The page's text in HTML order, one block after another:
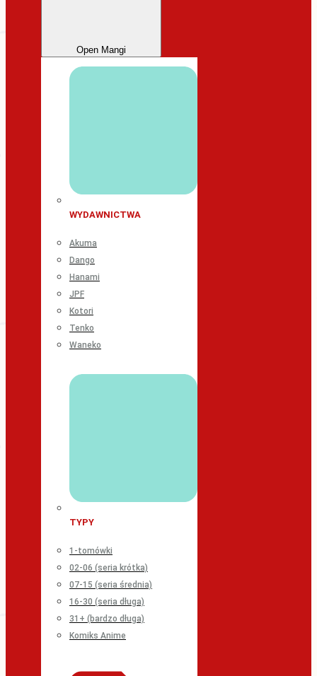
Open Mangi
WYDAWNICTWA
Akuma
Dango
Hanami
JPF
Kotori
Tenko
Waneko
TYPY
1-tomówki
02-06 (seria krótka)
07-15 (seria średnia)
16-30 (seria długa)
31+ (bardzo długa)
Komiks Anime